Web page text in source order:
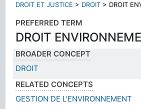
DROIT ET JUSTICE > DROIT > DROIT
PREFERRED TERM
DROIT
BROADER CONCEPT
DROIT
RELATED CONCEPTS
GESTION DE L'ENVIRONNEMENT